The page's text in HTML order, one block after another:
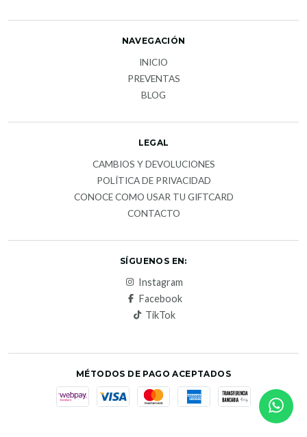
NAVEGACIÓN
INICIO
PREVENTAS
BLOG
LEGAL
CAMBIOS Y DEVOLUCIONES
POLÍTICA DE PRIVACIDAD
CONOCE COMO USAR TU GIFTCARD
CONTACTO
SÍGUENOS EN:
Instagram
Facebook
TikTok
MÉTODOS DE PAGO ACEPTADOS